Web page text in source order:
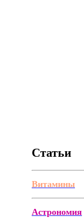
Статьи
Витамины
Астрономия